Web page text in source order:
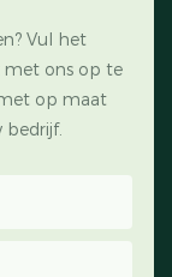
Vul het
met ons op te
op maat
bedrijf.